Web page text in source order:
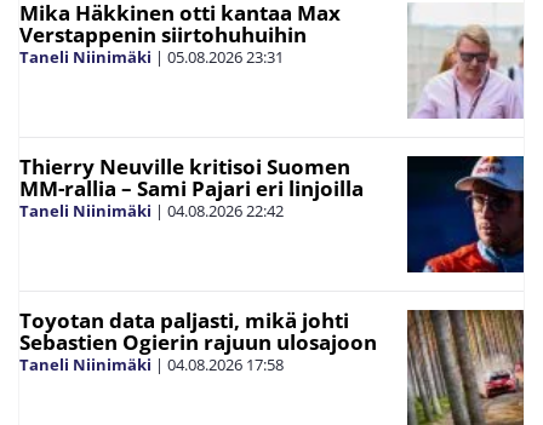
Mika Häkkinen otti kantaa Max
Verstappenin siirtohuhuihin
Taneli Niinimäki | 05.08.202623:31
Thierry Neuville kritisoi Suomen
MM-rallia – Sami Pajari eri linjoilla
Taneli Niinimäki | 04.08.202622:42
Toyotan data paljasti, mikä johti
Sebastien Ogierin rajuun ulosajoon
Taneli Niinimäki | 04.08.2026 17:58